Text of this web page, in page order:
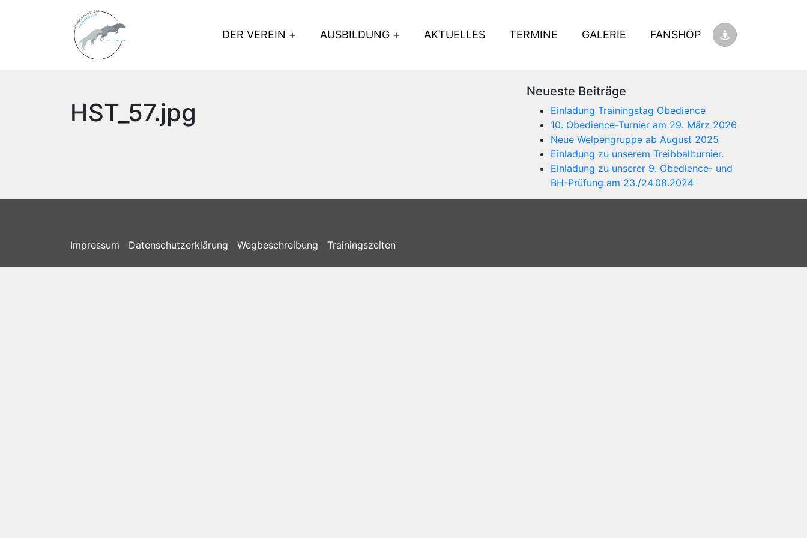
DER VEREIN AUSBILDUNG AKTUELLES TERMINE GALERIE FANSHOP
HST_57.jpg
Neueste Beiträge
Einladung Trainingstag Obedience
10. Obedience-Turnier am 29. März 2026
Neue Welpengruppe ab August 2025
Einladung zu unserem Treibballturnier.
Einladung zu unserer 9. Obedience- und
BH-Prüfung am 23./24.08.2024
Impressum Datenschutzerklärung Wegbeschreibung Trainingszeiten